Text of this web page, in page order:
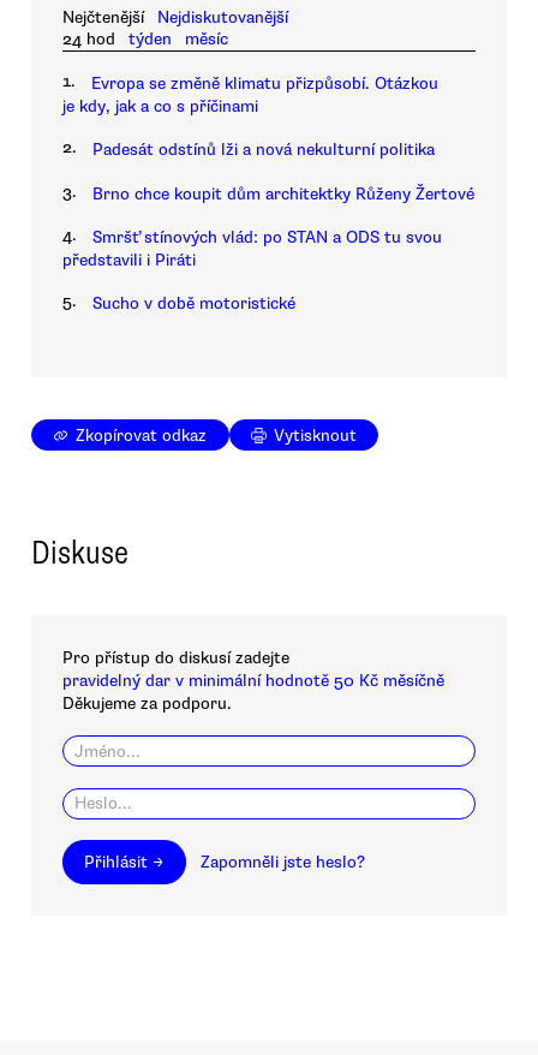
Nejčtenější
Nejdiskutovanější
24 hod
týden měsíc
1.
Evropa se změně klimatu přizpůsobí. Otázkou
je kdy, jak a co s příčinami
2. Padesát odstínů lži a nová nekulturní politika
3. Brno chce koupit dům architektky Růženy Žertové
4.
Smršť stínových vlád: po STAN a ODS tu svou
představili i Piráti
5. Sucho v době motoristické
Zkopírovat odkaz Vytisknout
Diskuse
Pro přístup do diskusí zadejte
pravidelný dar v minimální hodnotě 50 Kč měsíčně
Děkujeme za podporu.
Přihlásit → Zapomněli jste heslo?